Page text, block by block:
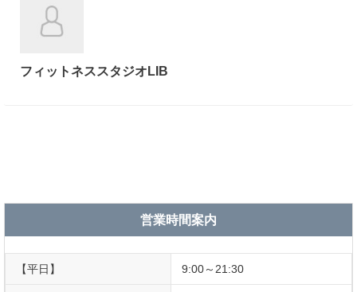
フィットネススタジオLIB
営業時間案内
【平日】 9:00～21:30